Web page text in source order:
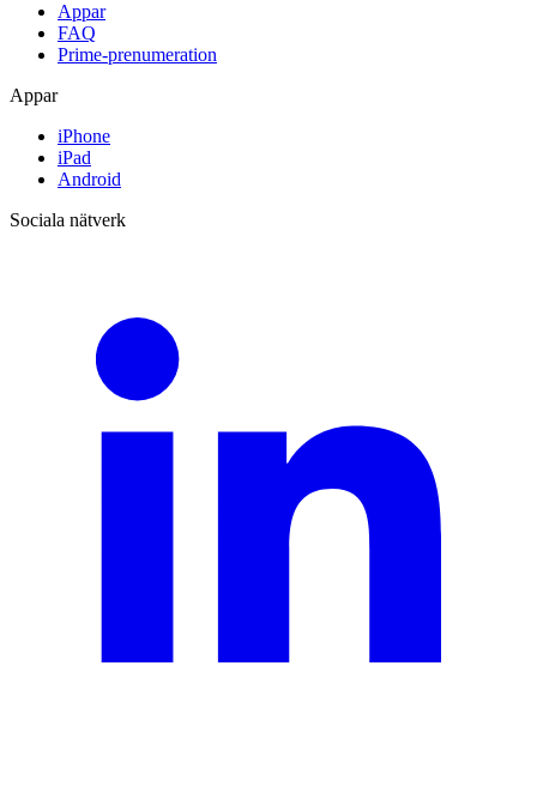
Appar
FAQ
Prime-prenumeration
Appar
iPhone
iPad
Android
Sociala nätverk